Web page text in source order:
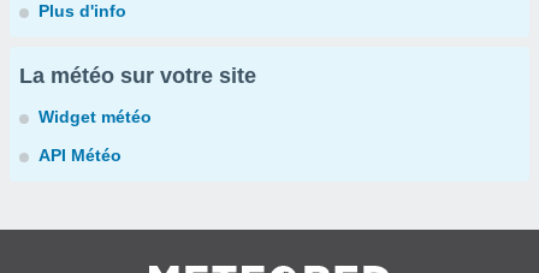
Plus d'info
La météo sur votre site
Widget météo
API Météo